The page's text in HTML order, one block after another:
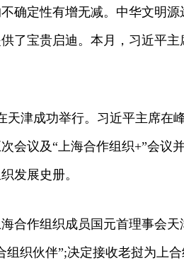
定性有增无减。中华文明源
了宝贵启迪。本月，习近平
津成功举行。习近平主席在
会议及“上海合作组织+”会议
发展史册。
作组织成员国元首理事会天
织伙伴”;决定接收老挝为上合